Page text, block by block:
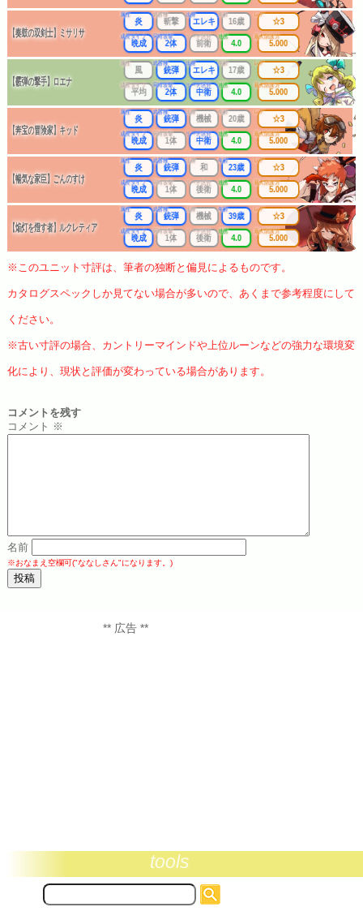
【奏鼓の双剣士】ミサリサ
属性
炎
武器種
斬撃
出身
エレキ
年齢
16歳
成長タイプ
晩成
同時攻撃
2体
リーチ区分
前衛
連携
4.0
レア
☆3
最大防護力
5.000
【霰弾の撃手】ロエナ
属性
風
武器種
銃弾
出身
エレキ
年齢
17歳
成長タイプ
平均
同時攻撃
2体
リーチ区分
中衛
連携
4.0
レア
☆3
最大防護力
5.000
【奔宝の冒険家】キッド
属性
炎
武器種
銃弾
出身
機械
年齢
20歳
成長タイプ
晩成
同時攻撃
1体
リーチ区分
中衛
連携
4.0
レア
☆3
最大防護力
5.000
【暢気な家臣】ごんのすけ
属性
炎
武器種
銃弾
出身
和
年齢
23歳
成長タイプ
晩成
同時攻撃
1体
リーチ区分
後衛
連携
4.0
レア
☆3
最大防護力
5.000
【焔灯を燈す者】ルクレティア
属性
炎
武器種
銃弾
出身
機械
年齢
39歳
成長タイプ
晩成
同時攻撃
1体
リーチ区分
後衛
連携
4.0
レア
☆3
最大防護力
5.000
※このユニット寸評は、筆者の独断と偏見によるものです。
カタログスペックしか見てない場合が多いので、あくまで参考程度にして
ください。
※古い寸評の場合、カントリーマインドや上位ルーンなどの強力な環境変
化により、現状と評価が変わっている場合があります。
コメントを残す
コメント ※
名前
※おなまえ空欄可("ななしさん"になります。)
** 広告 **
tools
サ
イ